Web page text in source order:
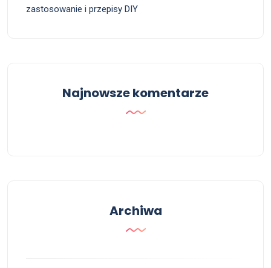
zastosowanie i przepisy DIY
Najnowsze komentarze
Archiwa